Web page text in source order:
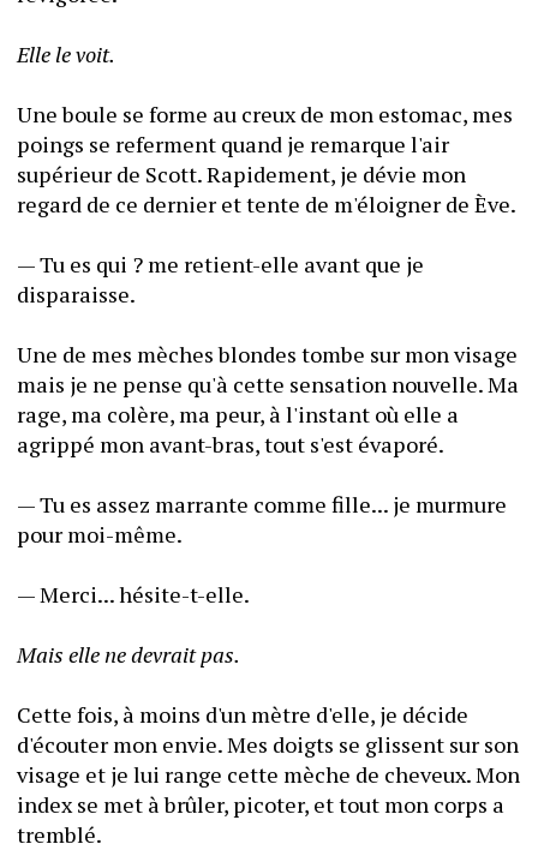
Elle le voit.
Une boule se forme au creux de mon estomac, mes
poings se referment quand je remarque l'air
supérieur de Scott. Rapidement, je dévie mon
regard de ce dernier et tente de m'éloigner de Ève.
— Tu es qui ? me retient-elle avant que je
disparaisse.
Une de mes mèches blondes tombe sur mon visage
mais je ne pense qu'à cette sensation nouvelle. Ma
rage, ma colère, ma peur, à l'instant où elle a
agrippé mon avant-bras, tout s'est évaporé.
— Tu es assez marrante comme fille... je murmure
pour moi-même.
— Merci... hésite-t-elle.
Mais elle ne devrait pas.
Cette fois, à moins d'un mètre d'elle, je décide
d'écouter mon envie. Mes doigts se glissent sur son
visage et je lui range cette mèche de cheveux. Mon
index se met à brûler, picoter, et tout mon corps a
tremblé.